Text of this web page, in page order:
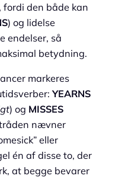
den både kan
) og lidelse
endelser, så
betydning.
markeres
YEARNS
) og MISSES
nævner
eller
én af disse to, der
at begge bevarer